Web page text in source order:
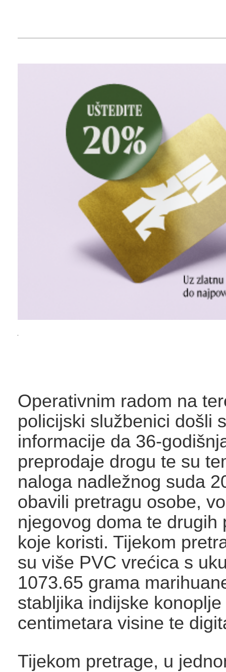
Operativnim radom na
policijski službenici došli
informacije da 36-
preprodaje drogu te su
naloga nadležnog suda
obavili pretragu osobe,
njegovog doma te drugih
koje koristi. Tijekom
su više PVC vrećica s
1073.65 grama
stabljika indijske
centimetara visine te
Tijekom pretrage, u